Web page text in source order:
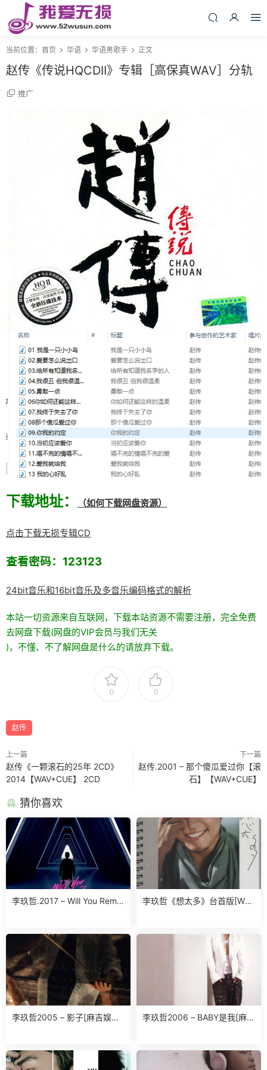
当前位置： 首页 华语 华语男歌手 正文
赵传《传说HQCDII》专辑［高保真WAV］分轨
推广
下载地址： （如何下载网盘资源）
点击下载无损专辑CD
查看密码：123123
24bit音乐和16bit音乐及多音乐编码格式的解析
本站一切资源来自互联网，下载本站资源不需要注册，完全免费
去网盘下载(网盘的VIP会员与我们无关
)，不懂、不了解网盘是什么的请放弃下载。
0 0
赵传
上一篇
赵传《一颗滚石的25年 2CD》
2014【WAV+CUE】 2CD
下一篇
赵传.2001 – 那个傻瓜爱过你【滚
石】【WAV+CUE】
猜你喜欢
李玖哲.2017 – Will You Reme
李玖哲《想太多》台首版[WA
李玖哲2005 – 影子[麻吉娱乐]
李玖哲2006 – BABY是我[麻吉